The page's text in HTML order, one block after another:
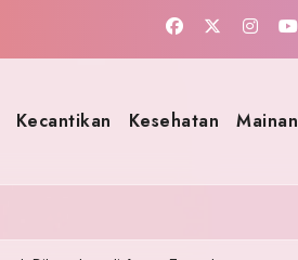
Kecantikan Kesehatan Mainan